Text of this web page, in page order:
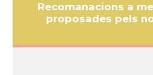
Recomanacions a
proposades pels